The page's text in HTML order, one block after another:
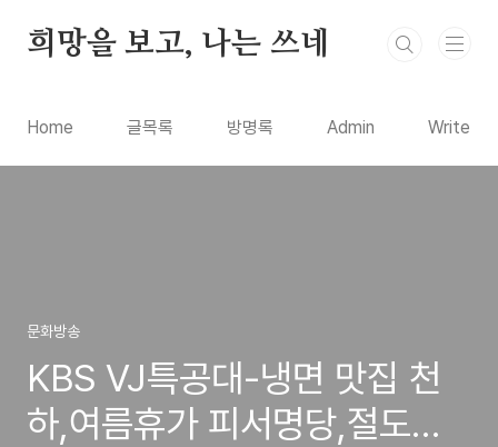
희망을 보고, 나는 쓰네
Home 글목록 방명록 Admin Write
문화방송
KBS VJ특공대-냉면 맛집 천
하,여름휴가 피서명당,절도범